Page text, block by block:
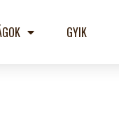
GYIK